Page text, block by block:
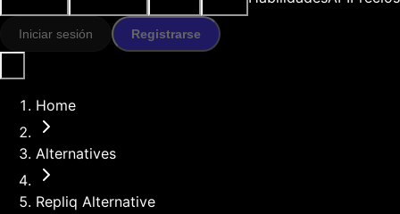
Iniciar sesión Registrarse
Home
Alternatives
Repliq Alternative